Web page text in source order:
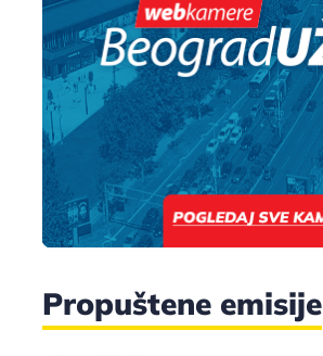
Propuštene emisije